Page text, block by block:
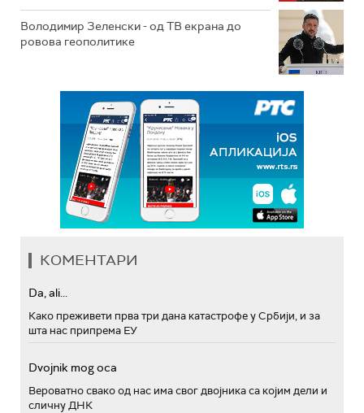
Володимир Зеленски - од ТВ екрана до
ровова геополитике
КОМЕНТАРИ
Da, ali...
Како преживети прва три дана катастрофе у Србији, и за
шта нас припрема ЕУ
Dvojnik mog oca
Вероватно свако од нас има свог двојника са којим дели и
сличну ДНК